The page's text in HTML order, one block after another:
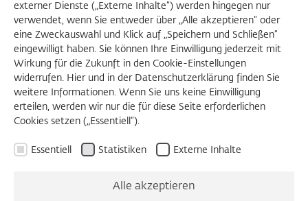
previous
externer Dienste („Externe Inhalte“) werden hingegen nur
verwendet, wenn Sie entweder über „Alle akzeptieren“ oder
eine Zweckauswahl und Klick auf „Speichern und Schließen“
eingewilligt haben. Sie können Ihre Einwilligung jederzeit mit
Wirkung für die Zukunft in den Cookie-Einstellungen
widerrufen. Hier und in der Datenschutzerklärung finden Sie
weitere Informationen. Wenn Sie uns keine Einwilligung
erteilen, werden wir nur die für diese Seite erforderlichen
Cookies setzen („Essentiell“).
Essentiell Statistiken Externe Inhalte
Alle akzeptieren